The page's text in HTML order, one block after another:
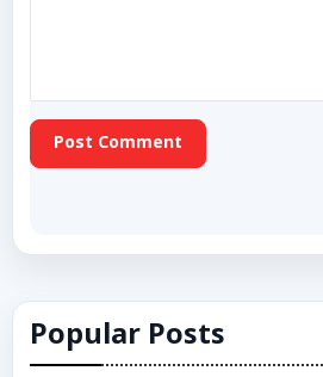
Post Comment
Popular Posts